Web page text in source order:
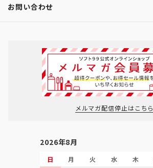
お問い合わせ
メルマガ配信停止はこちら
2026年8月
日 月 火 水 木